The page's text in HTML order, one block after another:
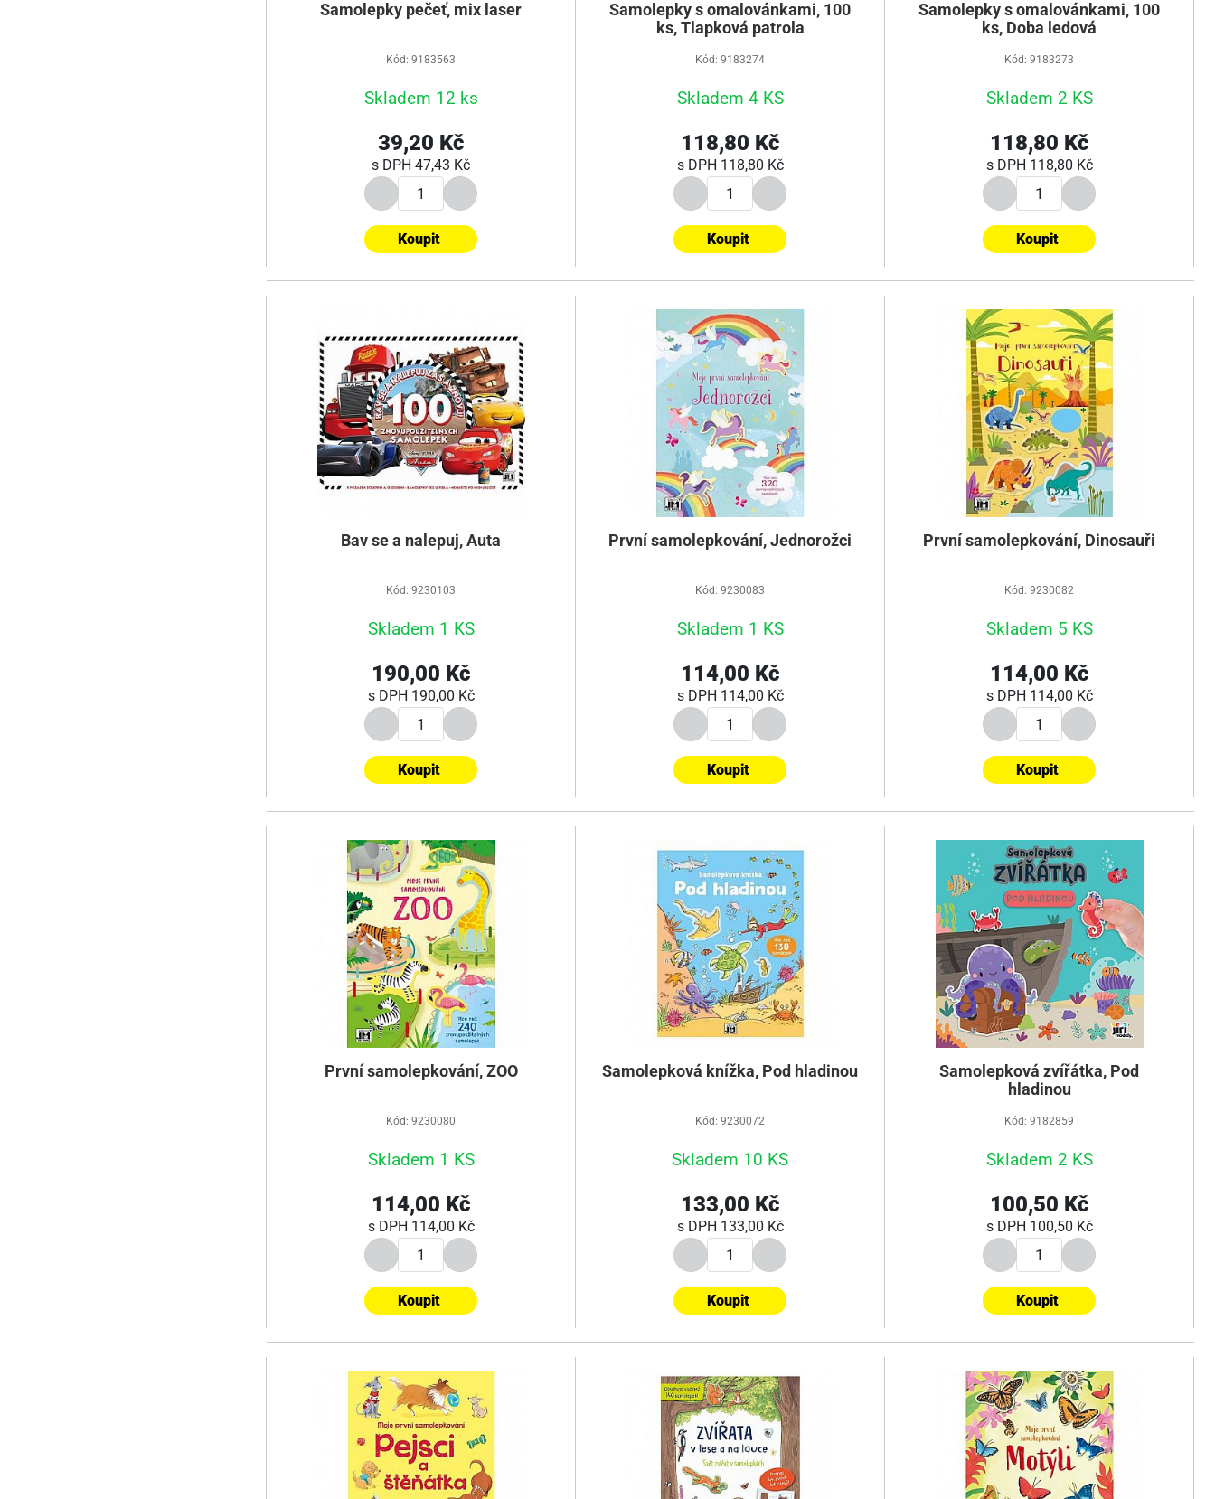
Samolepky pečeť, mix laser
Kód: 9183563
Skladem 12 ks
39,20 Kč
s DPH 47,43 Kč
Koupit
Samolepky s omalovánkami, 100
ks, Tlapková patrola
Kód: 9183274
Skladem 4 KS
118,80 Kč
s DPH 118,80 Kč
Koupit
Samolepky s omalovánkami, 100
ks, Doba ledová
Kód: 9183273
Skladem 2 KS
118,80 Kč
s DPH 118,80 Kč
Koupit
Bav se a nalepuj, Auta
Kód: 9230103
Skladem 1 KS
190,00 Kč
s DPH 190,00 Kč
Koupit
První samolepkování, Jednorožci
Kód: 9230083
Skladem 1 KS
114,00 Kč
s DPH 114,00 Kč
Koupit
První samolepkování, Dinosauři
Kód: 9230082
Skladem 5 KS
114,00 Kč
s DPH 114,00 Kč
Koupit
První samolepkování, ZOO
Kód: 9230080
Skladem 1 KS
114,00 Kč
s DPH 114,00 Kč
Koupit
Samolepková knížka, Pod hladinou
Kód: 9230072
Skladem 10 KS
133,00 Kč
s DPH 133,00 Kč
Koupit
Samolepková zvířátka, Pod
hladinou
Kód: 9182859
Skladem 2 KS
100,50 Kč
s DPH 100,50 Kč
Koupit